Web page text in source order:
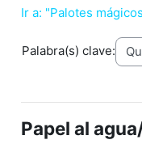
Ir a: "Palotes
Palabra(s) clave:
Papel al